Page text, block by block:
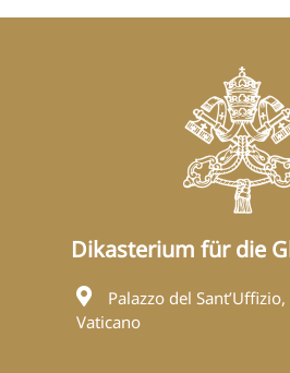
Dikasterium für die
Palazzo del
Vaticano